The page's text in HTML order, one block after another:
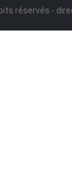
réservés -